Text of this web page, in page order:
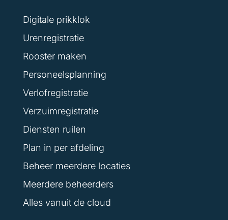
Digitale prikklok
Urenregistratie
Rooster maken
Personeelsplanning
Verlofregistratie
Verzuimregistratie
Diensten ruilen
Plan in per afdeling
Beheer meerdere locaties
Meerdere beheerders
Alles vanuit de cloud